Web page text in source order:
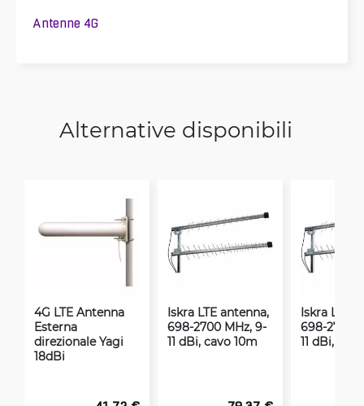
Antenne 4G
Alternative disponibili
4G LTE Antenna
Esterna
direzionale Yagi
18dBi
Iskra LTE antenna,
698-2700 MHz, 9-
11 dBi, cavo 10m
Iskra LTE
698-2700
11 dBi,